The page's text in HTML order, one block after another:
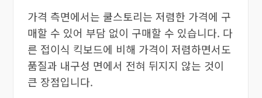
가격 측면에서는 쿨스토리는 저렴한 가격에 구
매할 수 있어 부담 없이 구매할 수 있습니다. 다
른 접이식 킥보드에 비해 가격이 저렴하면서도
품질과 내구성 면에서 전혀 뒤지지 않는 것이
큰 장점입니다.